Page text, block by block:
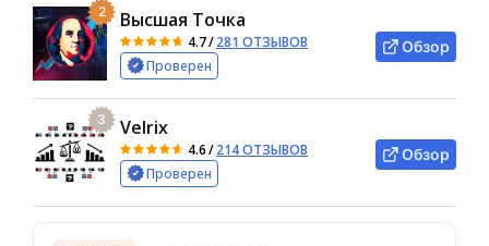
2 Высшая Точка
4.7/281 ОТЗЫВОВ
Проверен
Обзор
3 Velrix
4.6/214 ОТЗЫВОВ
Проверен
Обзор